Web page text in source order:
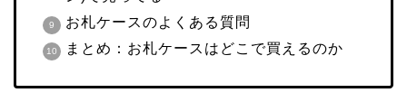
お札ケースのよくある質問
まとめ：お札ケースはどこで買えるのか